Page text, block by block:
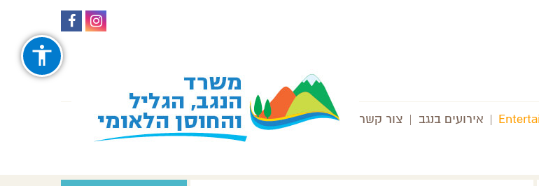
עקבו
אחרינו
ב-
Facebook
עקבו
Instagram
| אירועים בנגב | צור קשר